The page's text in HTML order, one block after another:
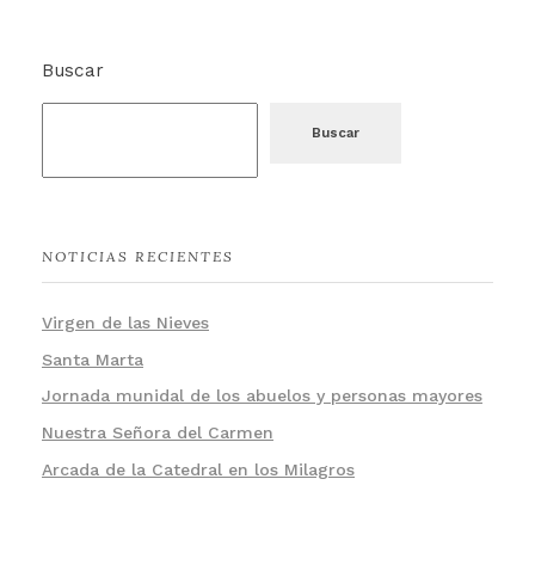
Buscar
Buscar
NOTICIAS RECIENTES
Virgen de las Nieves
Santa Marta
Jornada munidal de los abuelos y personas mayores
Nuestra Señora del Carmen
Arcada de la Catedral en los Milagros